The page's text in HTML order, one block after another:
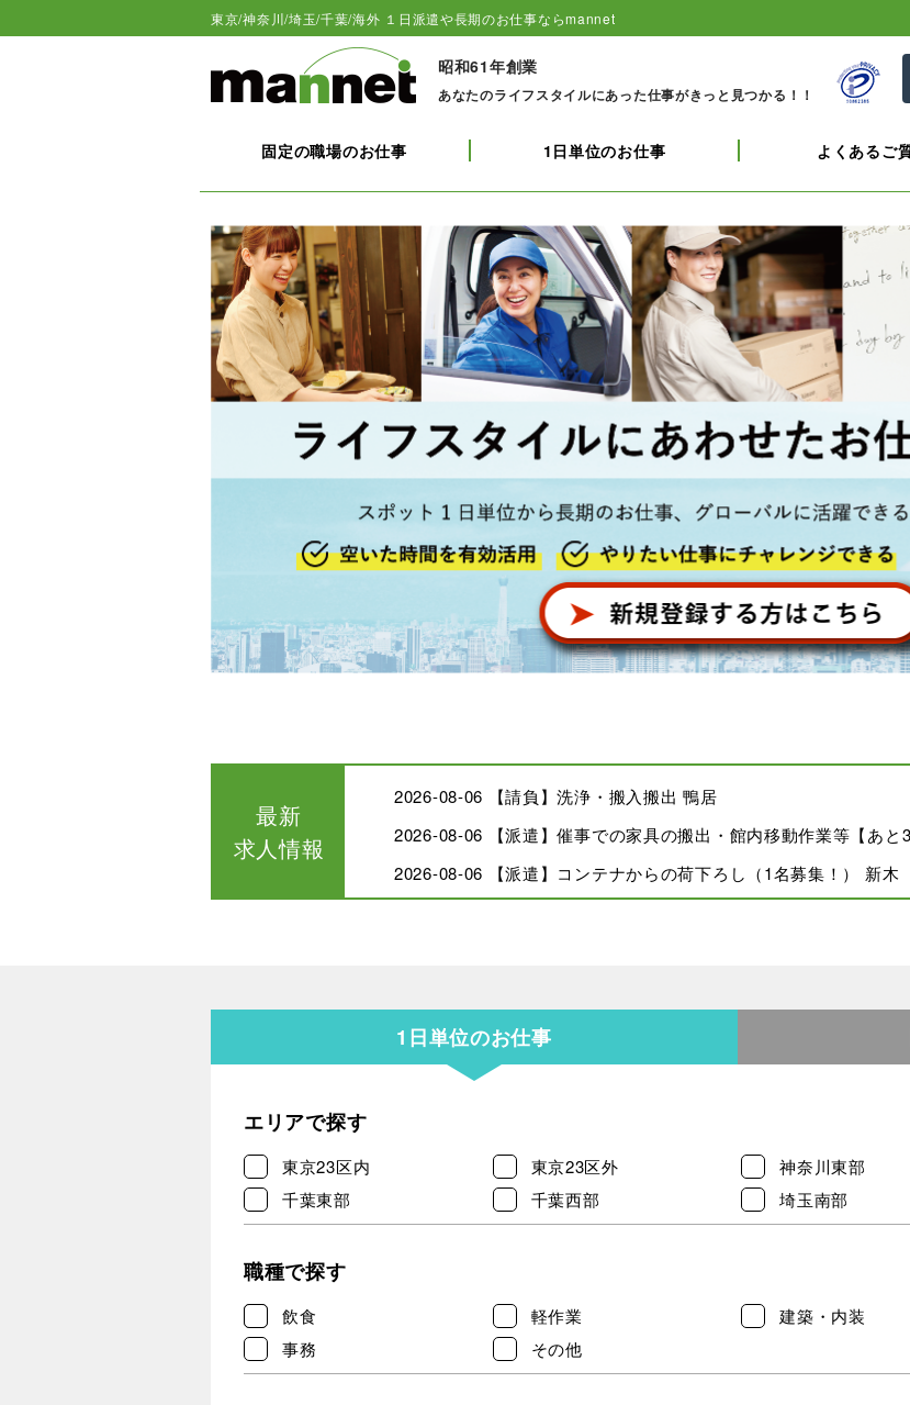
東京/神奈川/埼玉/千葉/海外 １日派遣や長期のお仕事ならmannet
昭和61年創業
あなたのライフスタイルにあった仕事がきっと見つかる！！
固定の職場のお仕事 1日単位のお仕事 よくあるご
最新
求人情報
2026-08-06 【請負】洗浄・搬入搬出 鴨居
2026-08-06 【派遣】催事での家具の搬出・館内移動作業等【あと
2026-08-06 【派遣】コンテナからの荷下ろし（1名募集！） 新木
1日単位のお仕事
エリアで探す
東京23区内 東京23区外 神奈川東部
千葉東部
千葉西部 埼玉南部
職種で探す
飲食 軽作業 建築・内装
事務
その他